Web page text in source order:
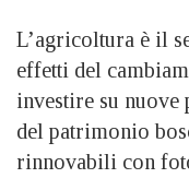
L’agricoltura è il
effetti del
investire su
del patrimonio
rinnovabili con